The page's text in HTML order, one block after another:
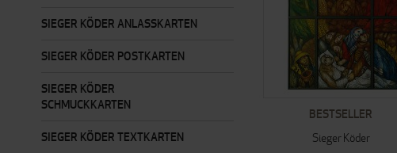
BESTSELLER
Sieger Köder
SIEGER KÖDER ANLASSKARTEN
SIEGER KÖDER POSTKARTEN
SIEGER KÖDER
SCHMUCKKARTEN
SIEGER KÖDER TEXTKARTEN